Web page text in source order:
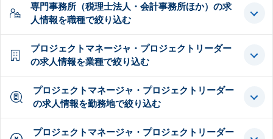
専門事務所（税理士法人・会計事務所ほか）の求
人情報を職種で絞り込む
プロジェクトマネージャ・プロジェクトリーダー
の求人情報を業種で絞り込む
プロジェクトマネージャ・プロジェクトリーダー
の求人情報を勤務地で絞り込む
プロジェクトマネージャ・プロジェクトリーダー